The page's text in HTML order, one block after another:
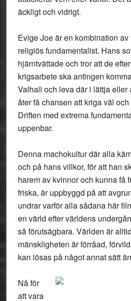
äckligt och vidrigt.
Evige Joe är en kombination
religiös fundamentalist. Hans
hjärntvättade och tror att de
krigsarbete ska antingen
Valhall och leva där i lättja eller
åter få chansen att kriga väl
Driften med extrema
uppenbar.
Denna machokultur där alla
och på hans villkor, för att han
harem av kvinnor och kunna få
friska, är uppbyggd på att
undrar varför alla sådana här
en värld efter världens
så förutsägbara. Världen är
mänskligheten är förråad,
kan lösas på något annat sätt
Nå för
att vara